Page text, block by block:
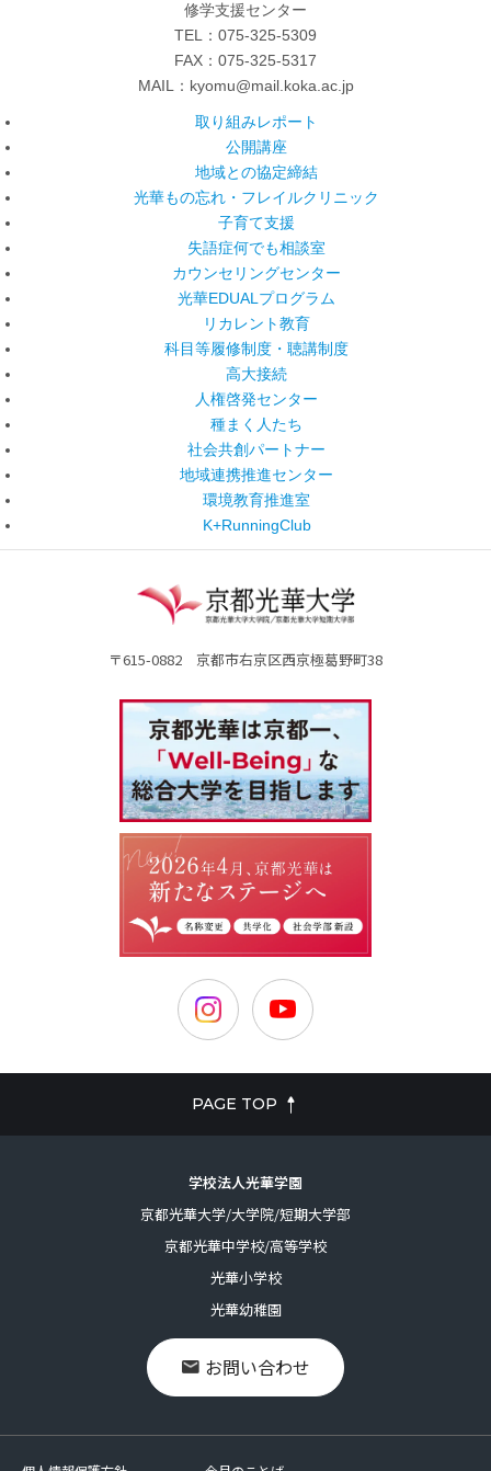
修学支援センター
TEL：075-325-5309
FAX：075-325-5317
MAIL：kyomu@mail.koka.ac.jp
取り組みレポート
公開講座
地域との協定締結
光華もの忘れ・フレイルクリニック
子育て支援
失語症何でも相談室
カウンセリングセンター
光華EDUALプログラム
リカレント教育
科目等履修制度・聴講制度
高大接続
人権啓発センター
種まく人たち
社会共創パートナー
地域連携推進センター
環境教育推進室
K+RunningClub
〒615-0882 京都市右京区西京極葛野町38
PAGE TOP
学校法人光華学園
京都光華大学/大学院/短期大学部
京都光華中学校/高等学校
光華小学校
光華幼稚園
お問い合わせ